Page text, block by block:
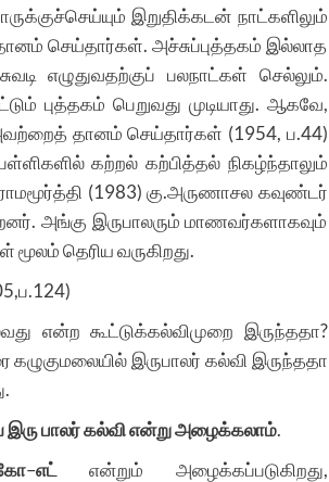
இறுதிக்கடன் நாட்களிலும்
செய்தார்கள். அச்சுப்புத்தகம் இல்லாத
எழுதுவதற்குப் பலநாட்கள் செல்லும்.
புத்தகம் பெறுவது முடியாது. ஆகவே,
தானம் செய்தார்கள் (1954, ப.44)
கற்றல் கற்பித்தல் நிகழ்ந்தாலும்
(1983) கு.அருணாசல கவுண்டர்
அங்கு இருபாலரும் மாணவர்களாகவும்
தெரிய வருகிறது.
என்ற கூட்டுக்கல்விமுறை இருந்ததா?
கழுகுமலையில் இருபாலர் கல்வி இருந்ததா
இரு பாலர் கல்வி என்று அழைக்கலாம்.
–எட் என்றும் அழைக்கப்படுகிறது,